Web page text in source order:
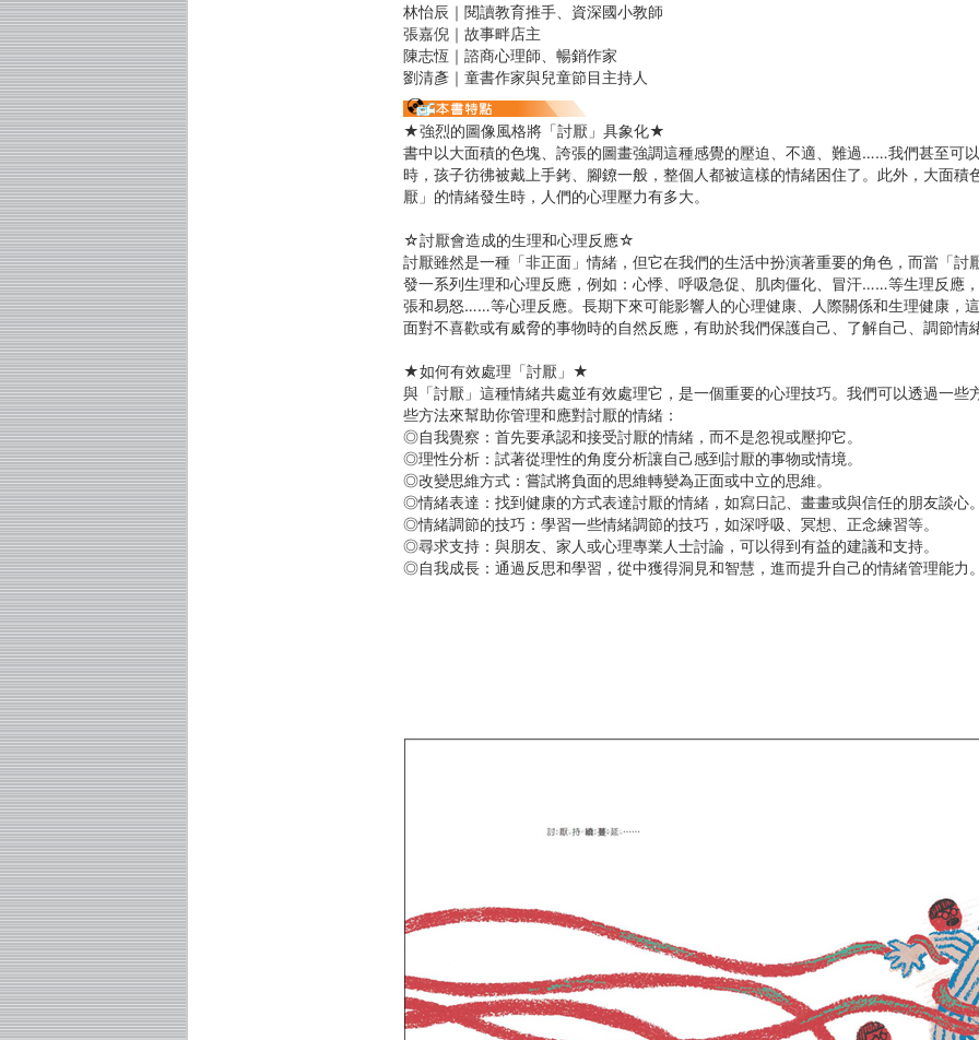
林怡辰｜閱讀教育推手、資深國小教師
張嘉倪｜故事畔店主
陳志恆｜諮商心理師、暢銷作家
劉清彥｜童書作家與兒童節目主持人
★強烈的圖像風格將「討厭」具象化★
書中以大面積的色塊、誇張的圖畫強調這種感覺的壓迫、不適、難過……我們甚至可
時，孩子彷彿被戴上手銬、腳鐐一般，整個人都被這樣的情緒困住了。此外，大面積
厭」的情緒發生時，人們的心理壓力有多大。
☆討厭會造成的生理和心理反應☆
討厭雖然是一種「非正面」情緒，但它在我們的生活中扮演著重要的角色，而當「討
發一系列生理和心理反應，例如：心悸、呼吸急促、肌肉僵化、冒汗……等生理反應
張和易怒……等心理反應。長期下來可能影響人的心理健康、人際關係和生理健康，
面對不喜歡或有威脅的事物時的自然反應，有助於我們保護自己、了解自己、調節情
★如何有效處理「討厭」★
與「討厭」這種情緒共處並有效處理它，是一個重要的心理技巧。我們可以透過一些
些方法來幫助你管理和應對討厭的情緒：
◎自我覺察：首先要承認和接受討厭的情緒，而不是忽視或壓抑它。
◎理性分析：試著從理性的角度分析讓自己感到討厭的事物或情境。
◎改變思維方式：嘗試將負面的思維轉變為正面或中立的思維。
◎情緒表達：找到健康的方式表達討厭的情緒，如寫日記、畫畫或與信任的朋友談心
◎情緒調節的技巧：學習一些情緒調節的技巧，如深呼吸、冥想、正念練習等。
◎尋求支持：與朋友、家人或心理專業人士討論，可以得到有益的建議和支持。
◎自我成長：通過反思和學習，從中獲得洞見和智慧，進而提升自己的情緒管理能力